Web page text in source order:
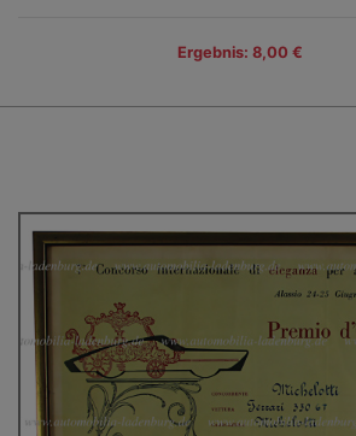
Ergebnis: 8,00 €